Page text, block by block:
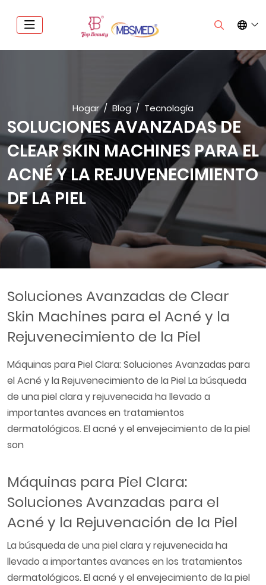
Hogar Blog Tecnología
SOLUCIONES AVANZADAS DE
CLEAR SKIN MACHINES PARA EL
ACNÉ Y LA REJUVENECIMIENTO
DE LA PIEL
Soluciones Avanzadas de Clear
Skin Machines para el Acné y la
Rejuvenecimiento de la Piel
Máquinas para Piel Clara: Soluciones Avanzadas para
el Acné y la Rejuvenecimiento de la Piel La búsqueda
de una piel clara y rejuvenecida ha llevado a
importantes avances en tratamientos
dermatológicos. El acné y el envejecimiento de la piel
son
Máquinas para Piel Clara:
Soluciones Avanzadas para el
Acné y la Rejuvenación de la Piel
La búsqueda de una piel clara y rejuvenecida ha
llevado a importantes avances en los tratamientos
dermatológicos. El acné y el envejecimiento de la piel